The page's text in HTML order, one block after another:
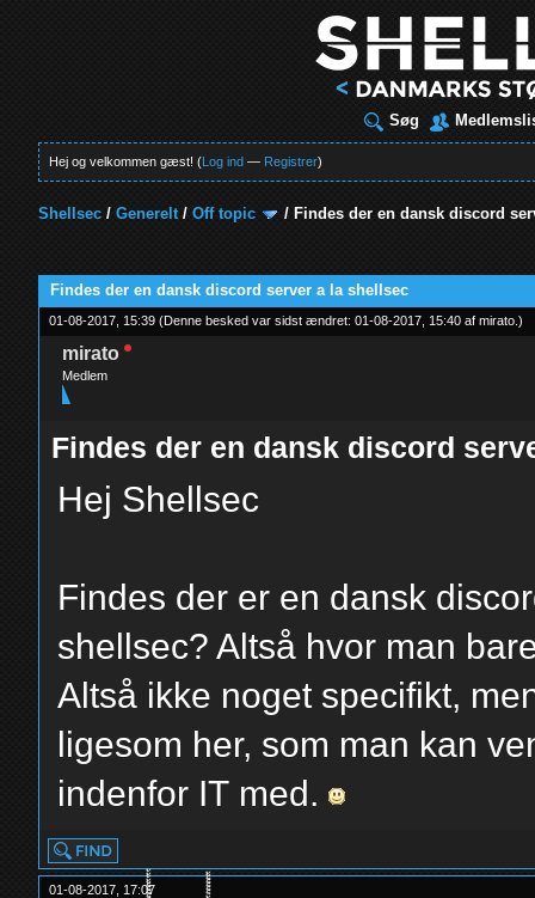
Søg
Hej og velkommen gæst! (Log ind — Registrer)
Shellsec /Generelt/Off topic / Findes der en dansk discord
Findes der en dansk discord server a la shellsec
01-08-2017, 15:39(Denne besked var sidst ændret: 01-08-2017, 15:40 afmirato .)
mirato
Medlem
Findes der en dansk discord
Hej Shellsec
Findes der er en dansk
shellsec? Altså hvor man
Altså ikke noget specifikt,
ligesom her, som man kan
indenfor IT med.
01-08-2017, 17:07